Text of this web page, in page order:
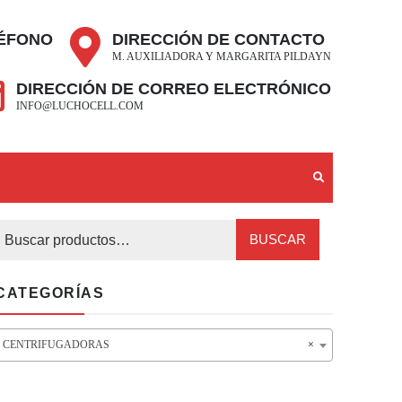
DIRECCIÓN DE CONTACTO
M. AUXILIADORA Y MARGARITA PILDAYN
DIRECCIÓN DE CORREO ELECTRÓNICO
INFO@LUCHOCELL.COM
BUSCAR
×
CENTRIFUGADORAS